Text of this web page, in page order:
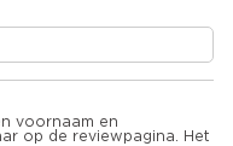
voornaam en
op de reviewpagina. Het